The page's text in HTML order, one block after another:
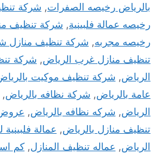
بالرياض رخيصه الصفرات, شركة
رخيصه عمالة فلبينية, شركة تنظيف
رخيصه مجربه, شركة تنظيف منازل
تنظيف منازل غرب الرياض, شركة
الرياض, شركة تنظيف موكيت
عامة بالرياض, شركة نظافه بالرياض,
الرياض, شركه نظافه بالرياض,
تنظيف منازل بالرياض, عمالة
الرياض, عماله تنظيف المنازل, كم